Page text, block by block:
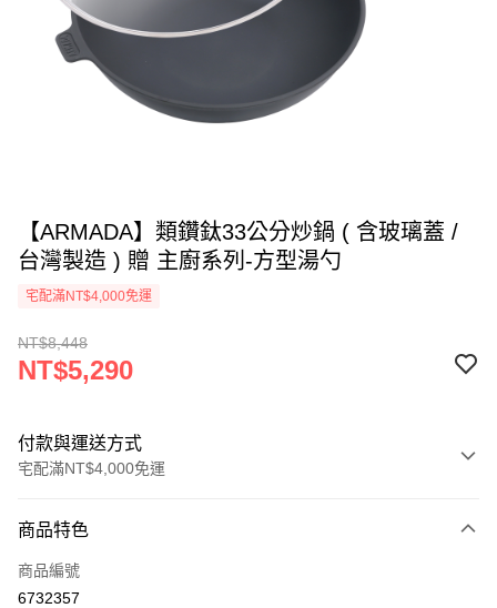
【ARMADA】類鑽鈦33公分炒鍋 ( 含玻璃蓋 /
台灣製造 ) 贈 主廚系列-方型湯勺
宅配滿NT$4,000免運
NT$8,448
NT$5,290
付款與運送方式
宅配滿NT$4,000免運
信用卡一次付款
信用卡分期付款
商品特色
商品編號
6732357